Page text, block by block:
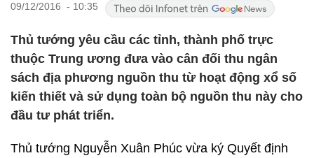
09/12/2016 - 10:35
Thủ tướng yêu cầu các tỉnh, thành phố trực
thuộc Trung ương đưa vào cân đối thu ngân
sách địa phương nguồn thu từ hoạt động xổ số
kiến thiết và sử dụng toàn bộ nguồn thu này cho
đầu tư phát triển.
Thủ tướng Nguyễn Xuân Phúc vừa ký Quyết định